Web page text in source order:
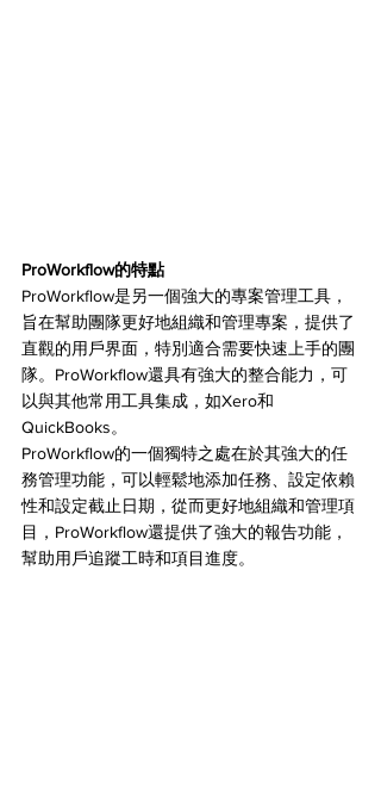
ProWorkflow的特點
ProWorkflow是另一個強大的專案管理工具，
旨在幫助團隊更好地組織和管理專案，提供了
直觀的用戶界面，特別適合需要快速上手的團
隊。ProWorkflow還具有強大的整合能力，可
以與其他常用工具集成，如Xero和
QuickBooks。
ProWorkflow的一個獨特之處在於其強大的任
務管理功能，可以輕鬆地添加任務、設定依賴
性和設定截止日期，從而更好地組織和管理項
目，ProWorkflow還提供了強大的報告功能，
幫助用戶追蹤工時和項目進度。